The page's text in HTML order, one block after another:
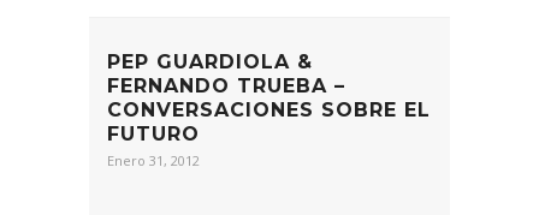
PEP GUARDIOLA &
FERNANDO TRUEBA –
CONVERSACIONES SOBRE EL
FUTURO
Enero 31, 2012